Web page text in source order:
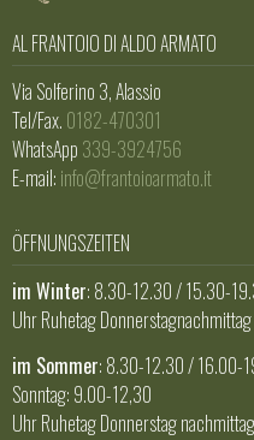
AL FRANTOIO DI ALDO ARMATO
Via Solferino 3, Alassio
Tel/Fax. 0182-470301
WhatsApp 339-3924756
E-mail: info@frantoioarmato.it
ÖFFNUNGSZEITEN
im Winter: 8.30-12.30 / 15.30-
Uhr Ruhetag
im Sommer: 8.30-12.30 / 16.00-
Sonntag: 9.00-12,30
Uhr Ruhetag Donnerstag